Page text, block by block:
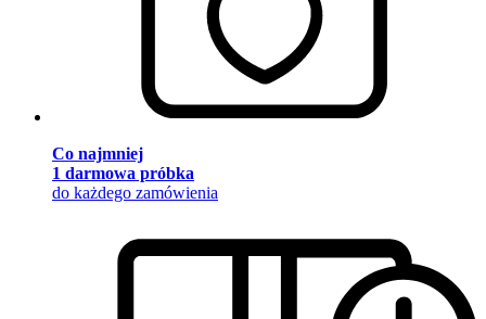
Co najmniej
1 darmowa próbka
do każdego zamówienia